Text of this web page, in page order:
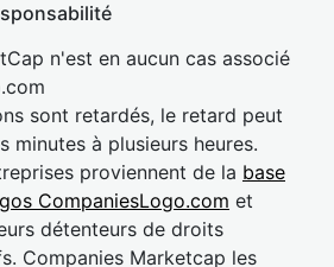
n'est en aucun cas associé
sont retardés, le retard peut
minutes à plusieurs heures.
proviennent de la base
CompaniesLogo.com et
détenteurs de droits
Companies Marketcap les